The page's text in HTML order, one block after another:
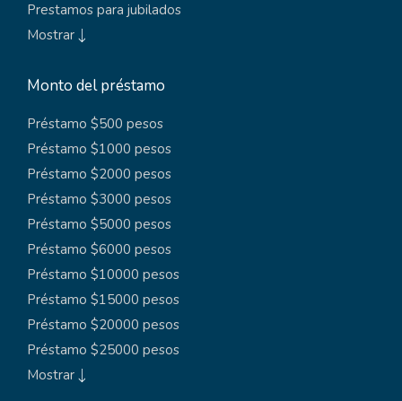
Prestamos para jubilados
Mostrar
Monto del préstamo
Préstamo $500 pesos
Préstamo $1000 pesos
Préstamo $2000 pesos
Préstamo $3000 pesos
Préstamo $5000 pesos
Préstamo $6000 pesos
Préstamo $10000 pesos
Préstamo $15000 pesos
Préstamo $20000 pesos
Préstamo $25000 pesos
Mostrar